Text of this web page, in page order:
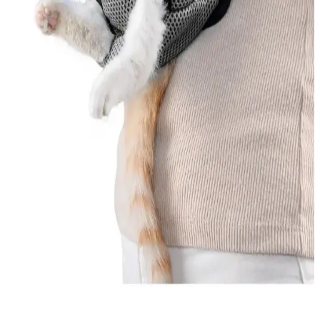
Joker Köpek Maması 15 Kg: Sağlıklı ve Ekonomik
Beslenme Seçeneği
Joker 15 kg köpek maması, sağlıklı gelişim ve enerji için uygun,
ekonomik ve pratik bir seçimdir. Farklı ihtiyaçlara uygun içerik ve
boyut seçenekleriyle evcil hayvanlarınızın yaşam kalitesini artırır.
Raid Hamam Böceği Tabletleri: Güvenli ve Etkili
Haşere Mücadele Yöntemi
Raid hamam böceği tabletleri, uzun süreli etkili ve suya dayanıklı
yapısıyla nemli alanlarda kullanılır. Güvenli kullanım için talimatlara
uyulmalı, düzenli kontrol önemlidir.
Kedi Ana Kucağı Çantaları: Güvenli ve Konforlu
Kediniz Taşıma Çözümleri
Kedi ana kucağı çantaları, kedilerin güvenli ve konforlu taşınması
için hafif, dayanıklı ve hava geçirgen malzemelerle tasarlanmış
ürünlerdir. Bu çantalar, seyahatlerde ve veteriner ziyaretlerinde